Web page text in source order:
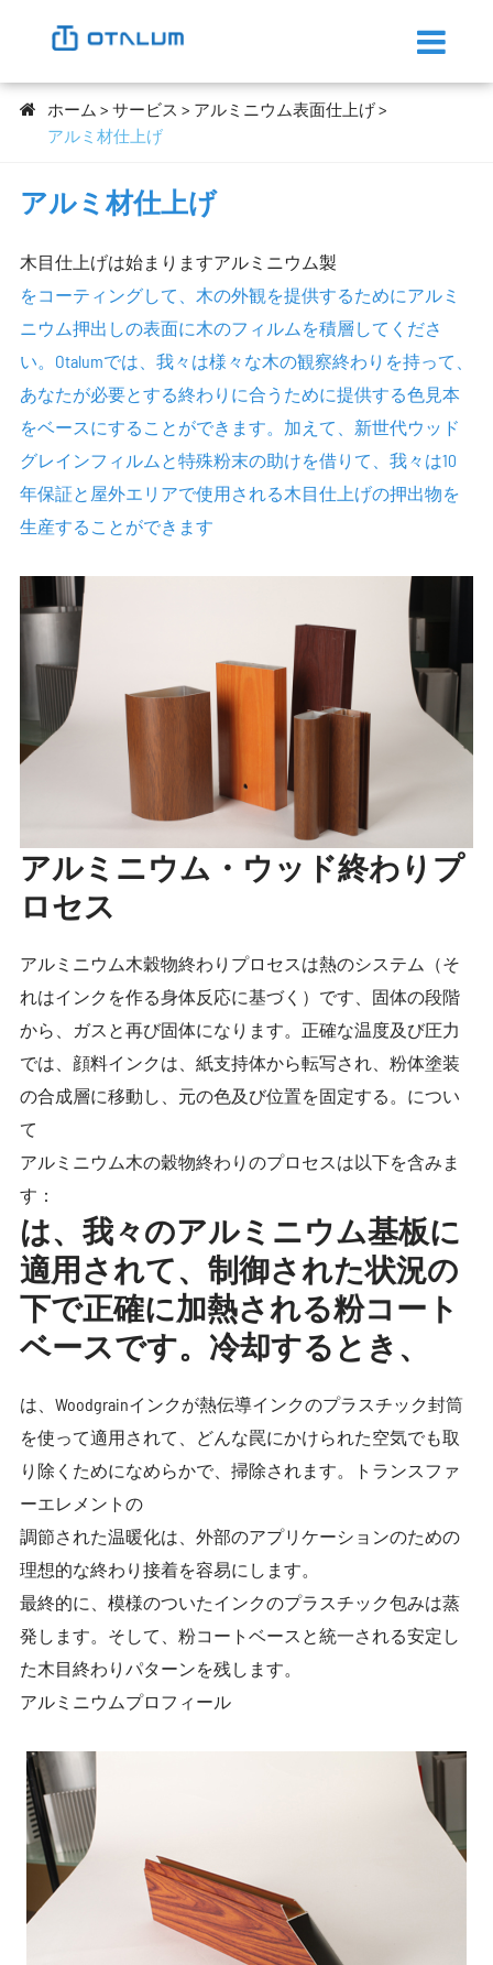
ホーム サービス
アルミニウム表面仕上げ
アルミ材仕上げ
アルミ材仕上げ
木目仕上げは始まりますアルミニウム製
をコーティングして、木の外観を提供するためにアルミ
ニウム押出しの表面に木のフィルムを積層してくださ
い。Otalumでは、我々は様々な木の観察終わりを持って、
あなたが必要とする終わりに合うために提供する色見本
をベースにすることができます。加えて、新世代ウッド
グレインフィルムと特殊粉末の助けを借りて、我々は10
年保証と屋外エリアで使用される木目仕上げの押出物を
生産することができます
アルミニウム・ウッド終わりプ
ロセス
アルミニウム木穀物終わりプロセスは熱のシステム（そ
れはインクを作る身体反応に基づく）です、固体の段階
から、ガスと再び固体になります。正確な温度及び圧力
では、顔料インクは、紙支持体から転写され、粉体塗装
の合成層に移動し、元の色及び位置を固定する。につい
て
アルミニウム木の穀物終わりのプロセスは以下を含みま
す：
は、我々のアルミニウム基板に
適用されて、制御された状況の
下で正確に加熱される粉コート
ベースです。冷却するとき、
は、Woodgrainインクが熱伝導インクのプラスチック封筒
を使って適用されて、どんな罠にかけられた空気でも取
り除くためになめらかで、掃除されます。トランスファ
ーエレメントの
調節された温暖化は、外部のアプリケーションのための
理想的な終わり接着を容易にします。
最終的に、模様のついたインクのプラスチック包みは蒸
発します。そして、粉コートベースと統一される安定し
た木目終わりパターンを残します。
アルミニウムプロフィール